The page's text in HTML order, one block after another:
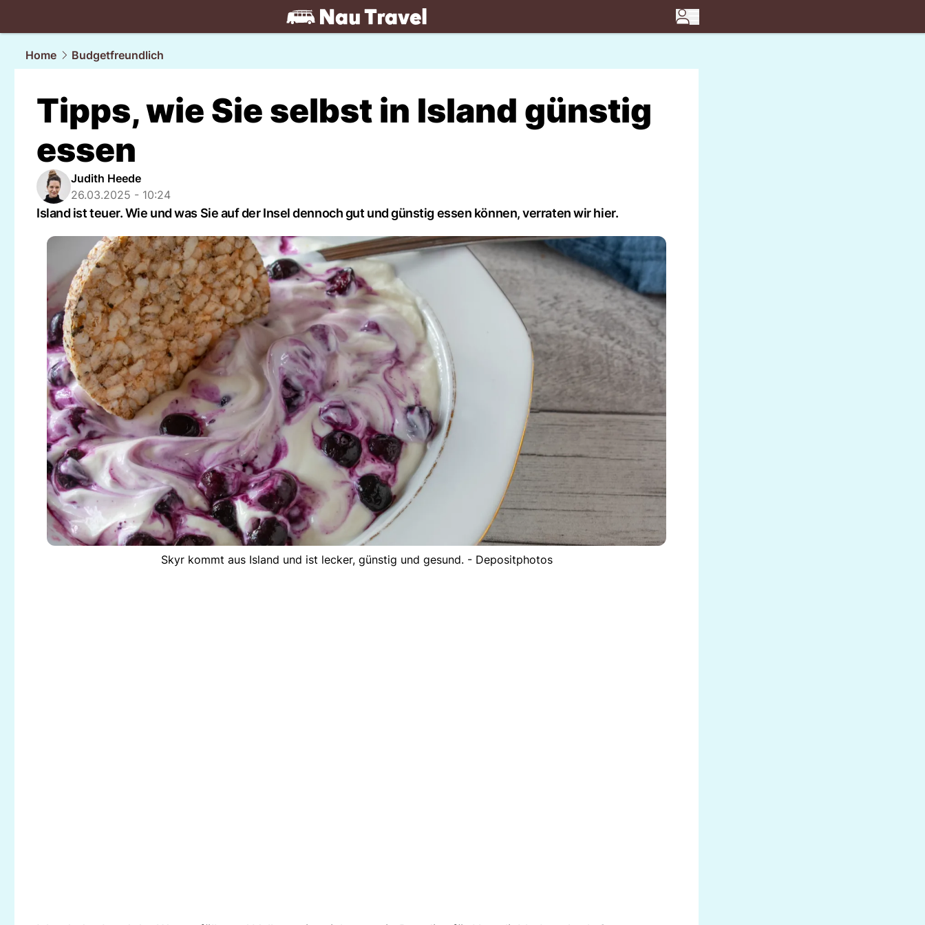
travel.NAU.ch
Home
Budgetfreundlich
Tipps, wie Sie selbst in Island günstig
essen
Judith Heede
26.03.2025 - 10:24
Island ist teuer. Wie und was Sie auf der Insel dennoch gut und günstig essen können, verraten wir hier.
Skyr kommt aus Island und ist lecker, günstig und gesund. - Depositphotos